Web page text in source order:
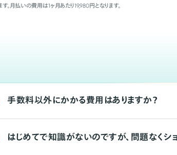
。月払いの費用は1ヶ月あたり19,980円となります。
手数料以外にかかる費用はありますか？
はじめてで知識がないのですが、問題なくシ